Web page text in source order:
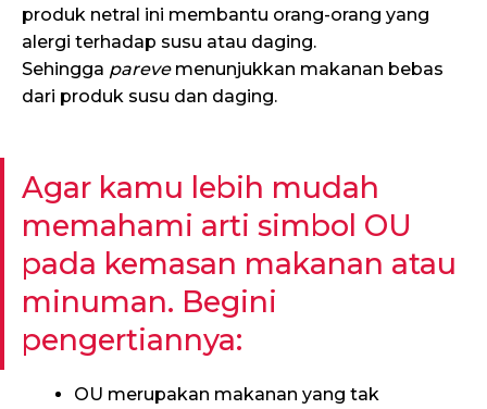
produk netral ini membantu orang-orang yang
alergi terhadap susu atau daging.
Sehingga parevemenunjukkan makanan bebas
dari produk susu dan daging.
Agar kamu lebih mudah
memahami arti simbol OU
pada kemasan makanan atau
minuman. Begini
pengertiannya:
OU merupakan makanan yang tak